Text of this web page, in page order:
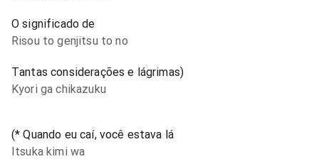
O significado de
Risou to genjitsu to no
Tantas considerações e lágrimas)
Kyori ga chikazuku
(* Quando eu caí, você estava lá
Itsuka kimi wa